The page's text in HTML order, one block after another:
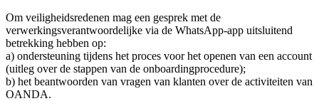
Om veiligheidsredenen mag een gesprek met de
verwerkingsverantwoordelijke via de WhatsApp-app uitsluitend
betrekking hebben op:
a) ondersteuning tijdens het proces voor het openen van een account
(uitleg over de stappen van de onboardingprocedure);
b) het beantwoorden van vragen van klanten over de activiteiten van
OANDA.